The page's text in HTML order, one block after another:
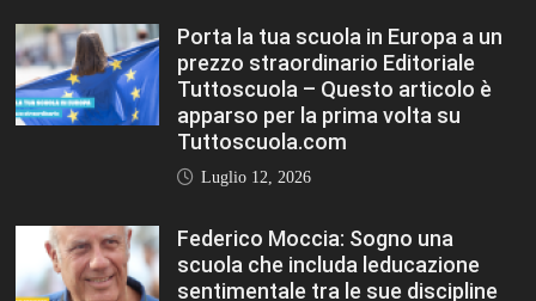
Porta la tua scuola in Europa a un
prezzo straordinario Editoriale
Tuttoscuola – Questo articolo è
apparso per la prima volta su
Tuttoscuola.com
Luglio 12, 2026
Federico Moccia: Sogno una
scuola che includa leducazione
sentimentale tra le sue discipline